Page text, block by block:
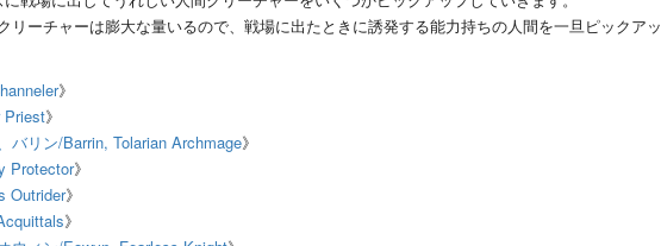
リーチャーは膨大な量いるので、戦場に出たときに誘発する能力持ちの人間を一旦ピックアッ
》
Priest》
バリン/Barrin, Tolarian Archmage》
Protector》
Outrider》
》